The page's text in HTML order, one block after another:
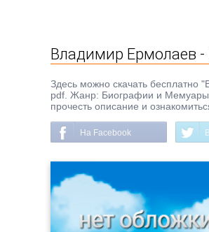
Владимир Ермолаев -
Здесь можно скачать
pdf. Жанр: Биографии и Мемуары.
прочесть описание и
На Facebook